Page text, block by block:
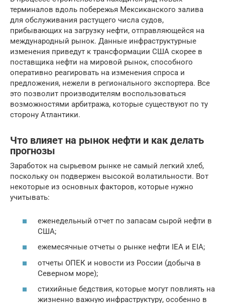
терминалов вдоль побережья Мексиканского залива
для обслуживания растущего числа судов,
прибывающих на загрузку нефти, отправляющейся на
международный рынок. Данные инфраструктурные
изменения приведут к трансформации США скорее в
поставщика нефти на мировой рынок, способного
оперативно реагировать на изменения спроса и
предложения, нежели в регионального экспортера. Все
это позволит производителям воспользоваться
возможностями арбитража, которые существуют по ту
сторону Атлантики.
Что влияет на рынок нефти и как делать
прогнозы
Заработок на сырьевом рынке не самый легкий хлеб,
поскольку он подвержен высокой волатильности. Вот
некоторые из основных факторов, которые нужно
учитывать:
еженедельный отчет по запасам сырой нефти в
США;
ежемесячные отчеты о рынке нефти IEA и EIA;
отчеты ОПЕК и новости из России (добыча в
Северном море);
стихийные бедствия, которые могут повлиять на
жизненно важную инфраструктуру, особенно в